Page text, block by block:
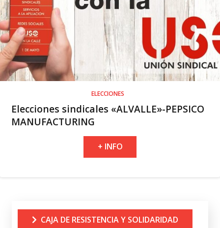
ELECCIONES
Elecciones sindicales «ALVALLE»-PEPSICO
MANUFACTURING
+ INFO
CAJA DE RESISTENCIA Y SOLIDARIDAD